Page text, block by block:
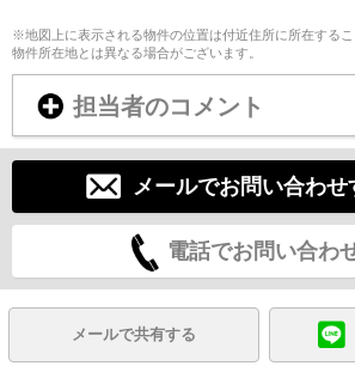
※地図上に表示される物件の位置は付近住所に所在する
物件所在地とは異なる場合がございます。
担当者のコメント
メールでお問い合わせ
電話でお問い合わ
メールで共有する